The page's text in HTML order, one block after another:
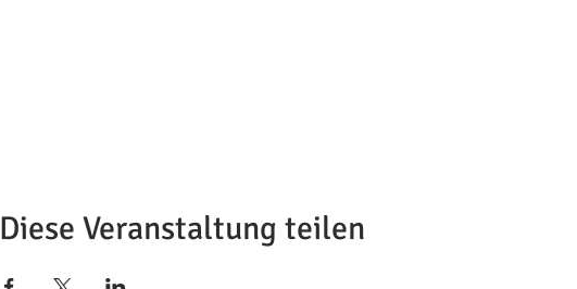
Diese Veranstaltung teilen